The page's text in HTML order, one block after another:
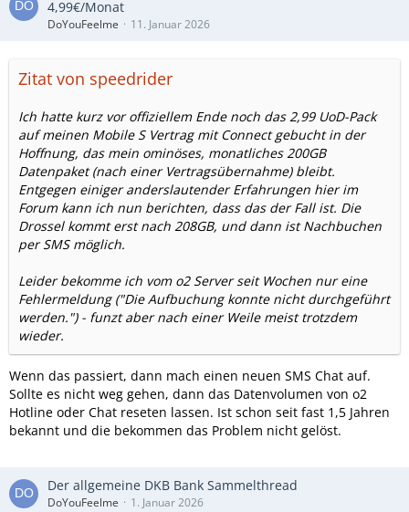
4,99€/Monat
DoYouFeelme 11. Januar 2026
Zitat von speedrider
Ich hatte kurz vor offiziellem Ende noch das 2,99 UoD-Pack
auf meinen Mobile S Vertrag mit Connect gebucht in der
Hoffnung, das mein ominöses, monatliches 200GB
Datenpaket (nach einer Vertragsübernahme) bleibt.
Entgegen einiger anderslautender Erfahrungen hier im
Forum kann ich nun berichten, dass das der Fall ist. Die
Drossel kommt erst nach 208GB, und dann ist Nachbuchen
per SMS möglich.
Leider bekomme ich vom o2 Server seit Wochen nur eine
Fehlermeldung ("Die Aufbuchung konnte nicht durchgeführt
werden.") - funzt aber nach einer Weile meist trotzdem
wieder.
Wenn das passiert, dann mach einen neuen SMS Chat auf.
Sollte es nicht weg gehen, dann das Datenvolumen von o2
Hotline oder Chat reseten lassen. Ist schon seit fast 1,5 Jahren
bekannt und die bekommen das Problem nicht gelöst.
Der allgemeine DKB Bank Sammelthread
DoYouFeelme 1. Januar 2026